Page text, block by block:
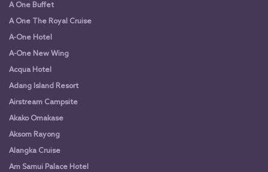
A One Buffet
A One The Royal Cruise
A-One Hotel
A-One New Wing
Acqua Hotel
Adang Island Resort
Airstream Campsite
Akako Omakase
Aksorn Rayong
Alangka Cruise
Am Samui Palace Hotel